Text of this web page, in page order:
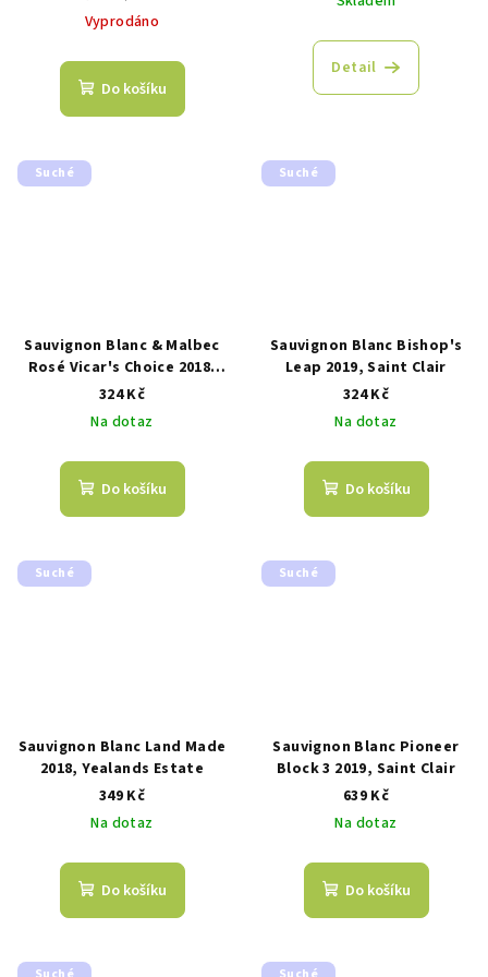
cena:
Vyprodáno
Do košíku
Detail
Suché
Sauvignon Blanc & Malbec
Rosé Vicar's Choice 2018,
Saint Clair
324 Kč
Na dotaz
Do košíku
Suché
Sauvignon Blanc Bishop's
Leap 2019, Saint Clair
324 Kč
Na dotaz
Do košíku
Suché
Sauvignon Blanc Land Made
2018, Yealands Estate
349 Kč
Na dotaz
Do košíku
Suché
Sauvignon Blanc Pioneer
Block 3 2019, Saint Clair
639 Kč
Na dotaz
Do košíku